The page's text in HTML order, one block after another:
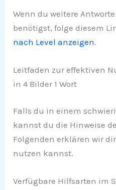
Wenn du weitere
benötigst, folge diesem
nach Level anzeigen.
Leitfaden zur effektiven
in 4 Bilder 1 Wort
Falls du in einem
kannst du die Hinweise
Folgenden erklären wir
nutzen kannst.
Verfügbare Hilfsarten im